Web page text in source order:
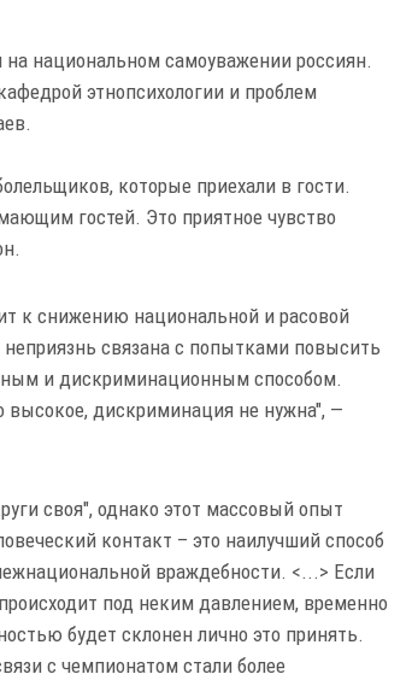
национальном самоуважении россиян.
этнопсихологии и проблем
которые приехали в гости.
гостей. Это приятное чувство
к снижению национальной и расовой
неприязнь связана с попытками повысить
и дискриминационным способом.
высокое, дискриминация не нужна", —
своя", однако этот массовый опыт
контакт – это наилучший способ
враждебности. <...> Если
под неким давлением, временно
будет склонен лично это принять.
с чемпионатом стали более